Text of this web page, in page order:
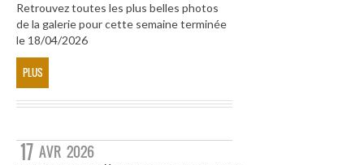
Retrouvez toutes les plus belles photos
de la galerie pour cette semaine terminée
le 18/04/2026
PLUS
17 AVR 2026